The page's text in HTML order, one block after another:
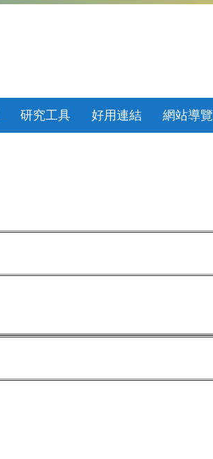
研究工具 好用連結 網站導覽